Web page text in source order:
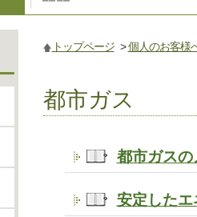
トップページ >個人のお客様
都市ガス
都市ガスの
安定したエ